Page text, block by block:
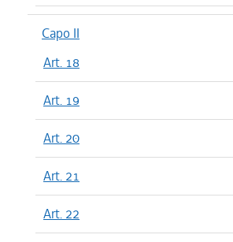
Capo II
Art. 18
Art. 19
Art. 20
Art. 21
Art. 22